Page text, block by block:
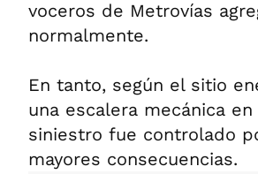
voceros de Metrovías
normalmente.
En tanto, según el sitio
una escalera mecánica
siniestro fue controlado
mayores consecuencias.